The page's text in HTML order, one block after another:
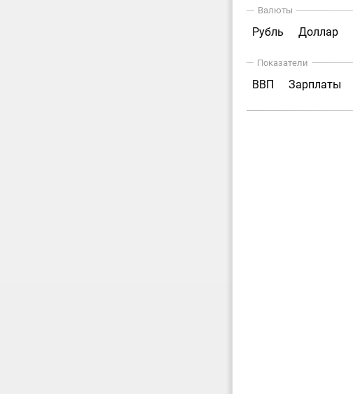
Валюты
Рубль Доллар
Показатели
ВВП Зарплаты